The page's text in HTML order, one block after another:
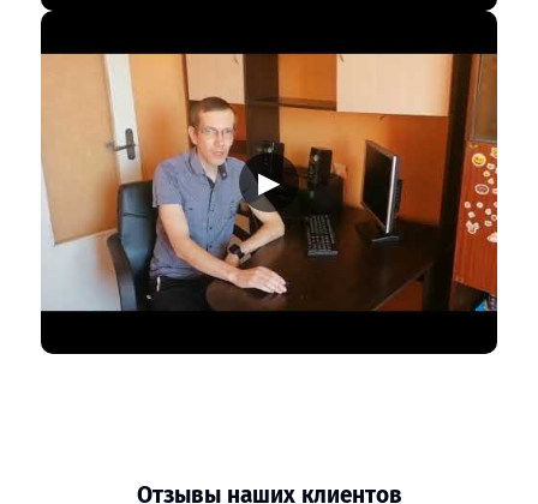
▶
Отзывы наших клиентов